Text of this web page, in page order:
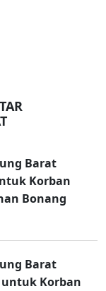
Barat
Korban
Bonang
Barat
Korban